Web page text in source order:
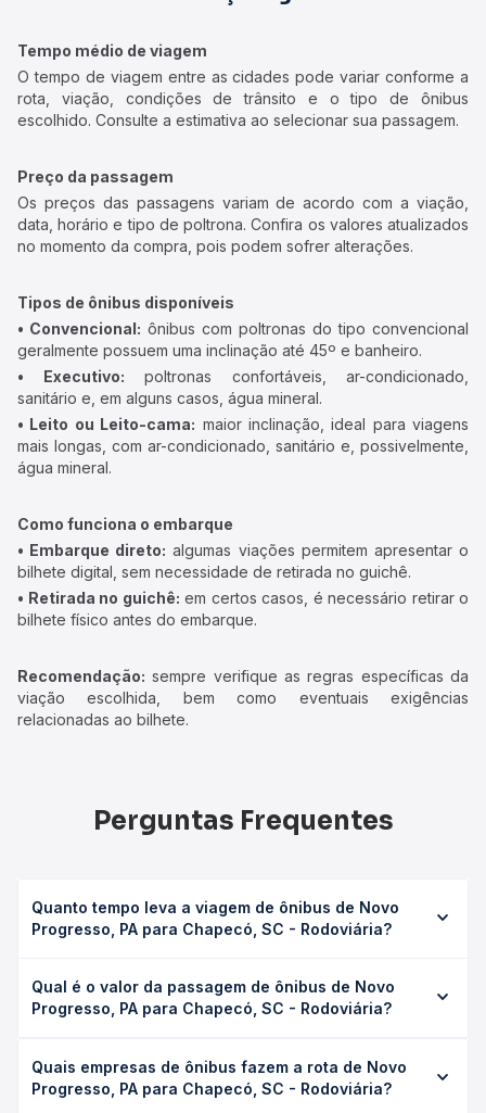
Tempo médio de viagem
O tempo de viagem entre as cidades pode variar conforme a
rota, viação, condições de trânsito e o tipo de ônibus
escolhido. Consulte a estimativa ao selecionar sua passagem.
Preço da passagem
Os preços das passagens variam de acordo com a viação,
data, horário e tipo de poltrona. Confira os valores atualizados
no momento da compra, pois podem sofrer alterações.
Tipos de ônibus disponíveis
• Convencional: ônibus com poltronas do tipo convencional
geralmente possuem uma inclinação até 45º e banheiro.
• Executivo: poltronas confortáveis, ar-condicionado,
sanitário e, em alguns casos, água mineral.
• Leito ou Leito-cama: maior inclinação, ideal para viagens
mais longas, com ar-condicionado, sanitário e, possivelmente,
água mineral.
Como funciona o embarque
• Embarque direto: algumas viações permitem apresentar o
bilhete digital, sem necessidade de retirada no guichê.
• Retirada no guichê: em certos casos, é necessário retirar o
bilhete físico antes do embarque.
Recomendação: sempre verifique as regras específicas da
viação escolhida, bem como eventuais exigências
relacionadas ao bilhete.
Perguntas Frequentes
Quanto tempo leva a viagem de ônibus de Novo
Progresso, PA para Chapecó, SC - Rodoviária?
Chapecó, SC - Rodoviária leva em média 54h 24min,
podendo variar conforme a viação, o tipo de serviço
disponíveis e vê a duração exata de cada opção na data
desejada.
Qual é o valor da passagem de ônibus de Novo
Progresso, PA para Chapecó, SC - Rodoviária?
para Chapecó, SC - Rodoviária custa em média R$
1.806,85 e varia conforme a data da viagem, a empresa, o
Quais empresas de ônibus fazem a rota de Novo
Progresso, PA para Chapecó, SC - Rodoviária?